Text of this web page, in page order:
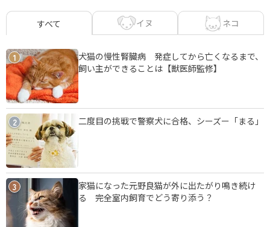
すべて イヌ ネコ
1
犬猫の慢性腎臓病 発症してから亡くなるまで、
飼い主ができることは【獣医師監修】
2 二度目の挑戦で警察犬に合格、シーズー「まる」
3
家猫になった元野良猫が外に出たがり鳴き続け
る 完全室内飼育でどう寄り添う？